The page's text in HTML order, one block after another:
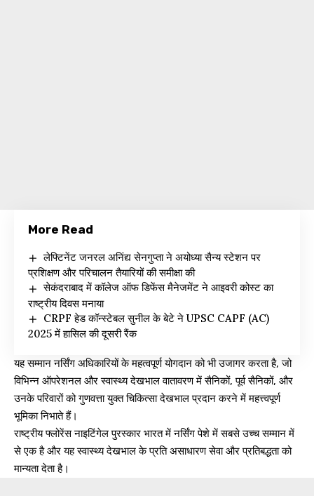
More Read
लेफ्टिनेंट जनरल अनिंद्य सेनगुप्ता ने अयोध्या सैन्य स्टेशन पर
प्रशिक्षण और परिचालन तैयारियों की समीक्षा की
सेकंदराबाद में कॉलेज ऑफ डिफेंस मैनेजमेंट ने आइवरी कोस्ट का
राष्ट्रीय दिवस मनाया
CRPF हेड कॉन्स्टेबल सुनील के बेटे ने UPSC CAPF (AC)
2025 में हासिल की दूसरी रैंक
यह सम्मान नर्सिंग अधिकारियों के महत्वपूर्ण योगदान को भी उजागर करता है, जो
विभिन्न ऑपरेशनल और स्वास्थ्य देखभाल वातावरण में सैनिकों, पूर्व सैनिकों, और
उनके परिवारों को गुणवत्ता युक्त चिकित्सा देखभाल प्रदान करने में महत्त्वपूर्ण
भूमिका निभाते हैं।
राष्ट्रीय फ्लोरेंस नाइटिंगेल पुरस्कार भारत में नर्सिंग पेशे में सबसे उच्च सम्मान में
से एक है और यह स्वास्थ्य देखभाल के प्रति असाधारण सेवा और प्रतिबद्धता को
मान्यता देता है।